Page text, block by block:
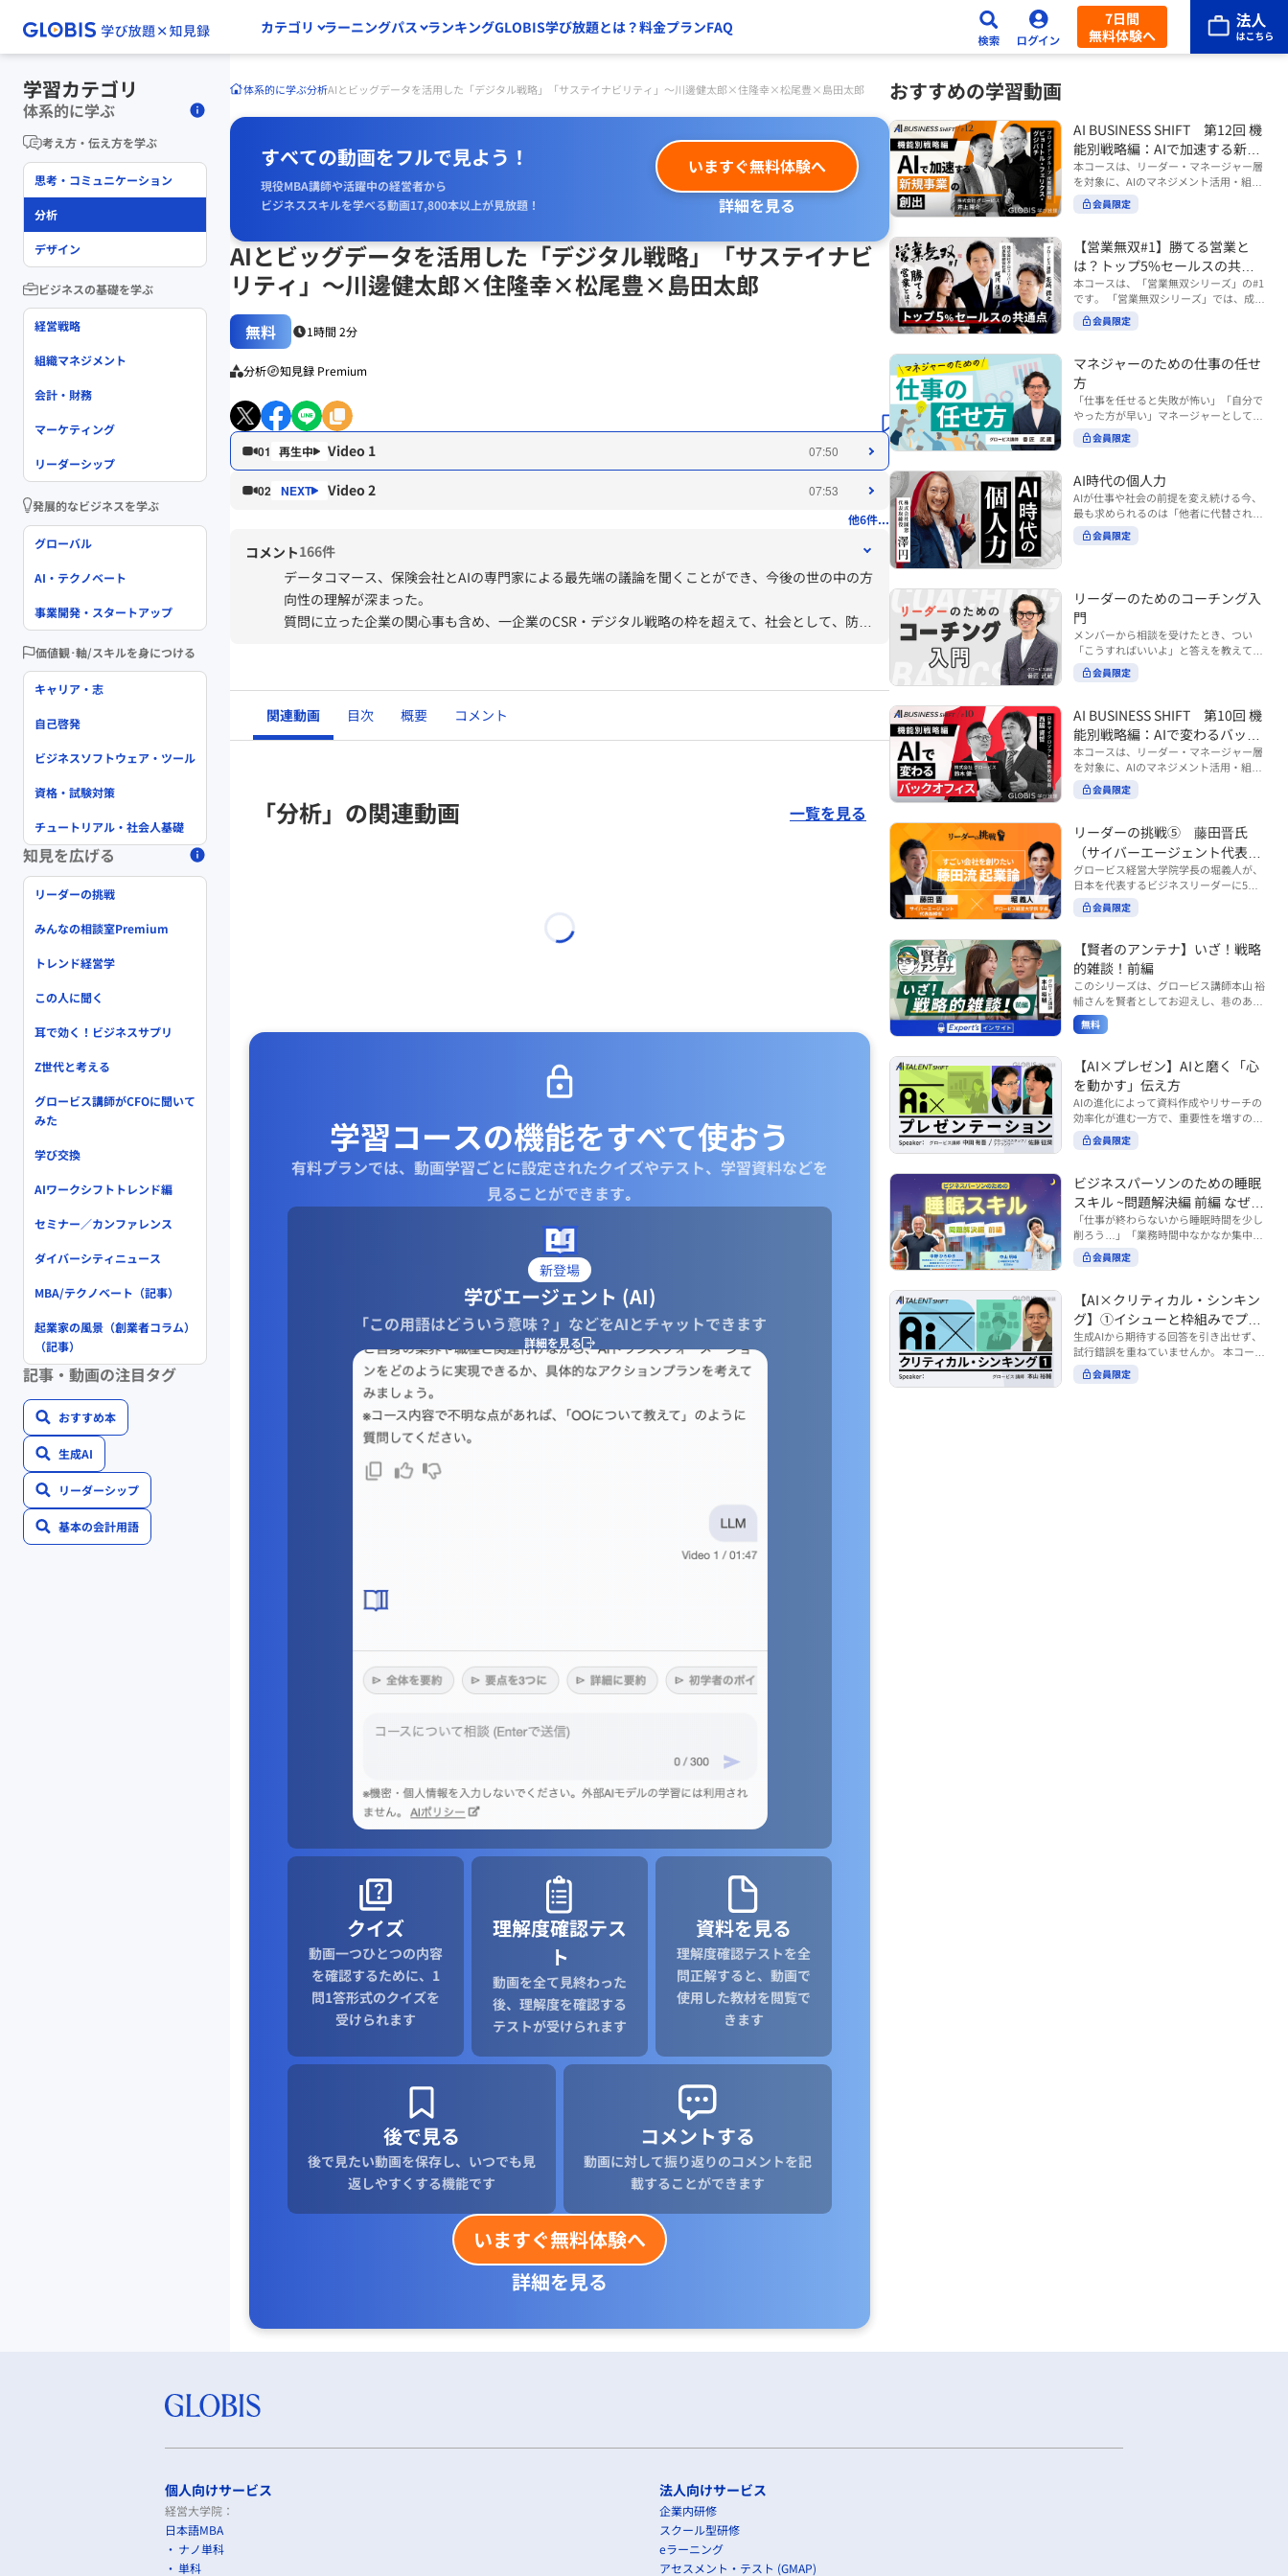
カテゴリ ラーニングパス ランキングGLOBIS学び放題とは？料金プランFAQ
7日間
無料体験へ
体系的に学ぶ分析AIとビッグデータを活用した「デジタル戦略」「サステイナビリティ」〜川邊健太郎×住隆幸×松尾豊×島田太郎
すべての動画をフルで見よう！
現役MBA講師や活躍中の経営者から
ビジネススキルを学べる動画17,800本以上が見放題！
いますぐ無料体験へ
詳細を見る
AIとビッグデータを活用した「デジタル戦略」「サステイナビ
リティ」〜川邊健太郎×住隆幸×松尾豊×島田太郎
無料 1時間 2分
分析 知見録 Premium
01 Video 1 07:50
02 Video 2
07:53
他6件...
コメント166件
データコマース、保険会社とAIの専門家による最先端の議論を聞くことができ、今後の世の中の方
向性の理解が深まった。
質問に立った企業の関心事も含め、一企業のCSR・デジタル戦略の枠を超えて、社会として、防
精度よく提供できるようになること。その方向で各社が協業していることを知った。
一方で、人間の理解できることには限界があるが、自然界には、人間が理解できないが一つのロジ
と。人間は人間にしかできないこと、判断、意思決定（川邊）、感情がある対人業務（住）にシフ
トするとのことだが、最後はそれもAIにコントロールされるようになる？のかとおもわれた。
チュアリとAIをつかったデータアナリストの仕事も似ていること、今後Phthonを勉強していると
・人の理解できるパラメータは少数で、その単位で学問体系ができているが、自然界では人間には
理解できないが、１つの生態系のロジックがあり、AIを使うとそれをみつけられるようになること
関連動画 目次 概要 コメント
「分析」の関連動画 一覧を見る
学習コースの機能をすべて使おう
有料プランでは、動画学習ごとに設定されたクイズやテスト、学習資料などを
見ることができます｡
新登場
学びエージェント (AI)
「この用語はどういう意味？」などをAIとチャットできます
詳細を見る
クイズ
動画一つひとつの内容
を確認するために、1
問1答形式のクイズを
受けられます
理解度確認テス
ト
動画を全て見終わった
後、理解度を確認する
テストが受けられます
資料を見る
理解度確認テストを全
問正解すると、動画で
使用した教材を閲覧で
きます
後で見る
後で見たい動画を保存し、いつでも見
返しやすくする機能です
コメントする
動画に対して振り返りのコメントを記
載することができます
いますぐ無料体験へ
詳細を見る
おすすめの学習動画
AI BUSINESS SHIFT 第12回 機
能別戦略編：AIで加速する新規
事業の創出
本コースは、リーダー・マネージャー層
を対象に、AIのマネジメント活用・組織
活用を体系的に学ぶ 『AI BUSINESS SHI
FTシリーズ（全12回）』の第12回で
る新規事業の創出」では、新規事業やス
タートアップを取り巻く環境がどのよう
に変化しているのかを俯瞰し、新たな価
値創造と非連続な成長を生み出すため
に、AI時代における事業機会の捉え方
や、成功確率を高めるための考え方につ
携わるリーダー・マネージャーの方 ・AI
を活用して事業創出のスピードや成功確
率を高めたい方 ・AI時代における新規事
業リーダーの役割やマインドセットを学
びたい方 ■AIシフトシリーズとは？ 『AI
BUSINESS SHIFTシリーズ』は以下の3
す。（順次公開） https://unlimited.glo
bis.co.jp/ja/tags/AI%E3%83%93%E3%8
2%B8%E3%83%8D%E3%82%B9%E3%
82%B7%E3%83%95%E3%83%88 ・基
礎編（第1回〜3回）：リーダーやマネー
のリーダーシップや組織変革を中心に学
ぶコース ・機能別戦略編（第8回〜12
回）：AI時代における機能別での戦略の
あり方を中心に学ぶコース より実践的な
AIツールの活用法について学びたい方は
『AI WORK SHIFTシリーズ』をご視聴く
3%BC%E3%82%AF%E3%82%B7%E3%
83%95%E3%83%88 ※本コースは、AIの
マネジメント活用を学ぶ「AIビジネスシ
フト」シリーズの一環として提供してい
ます。 ※本動画は、制作時点の情報に基
づき作成したものです（2026年03月制
会員限定
【営業無双#1】勝てる営業と
は？トップ5%セールスの共通
点
本コースは、「営業無双シリーズ」の#1
です。 「営業無双シリーズ」では、成約
率アップに向けて、お客様に選ばれ続け
る無双の営業になるための実践的な考え
（#2以降は順次公開） 本コースでは、
「勝てる営業とは？トップ5%セールス
の共通点」をテーマに BtoBでお客様に
選ばれる営業の役割 トップ5％のセール
スに共通する行動や考え方 成果につなが
る実践的なポイント などを解説します。
◾️こんな方におすすめ 提案しても顧客に
が多い方 顧客の本当の課題や決裁者の判
断基準をつかみきれず、案件が前に進ま
ない方 再現性のある営業テクニックを身
につけたい方 ※本動画は、制作時点の情
報に基づき作成したものです（2026年7
会員限定
マネジャーのための仕事の任せ
方
「仕事を任せると失敗が怖い」「自分で
やった方が早い」マネージャーとしてメ
ンバーやチームの力を引き出しながら成
果を上げるには、どのように仕事を任せ
い時代において、マネージャーとして成
果を上げ続けるためには、メンバーの個
性や特性を理解し、それに合わせた効果
的な任せ方を身につけることが重要で
す。このコースでは、ソーシャルスタイ
し、自身のリーダーシップを発揮できる
ようになっていきます。 ※本動画は、制
作時点の情報に基づき作成したものです
（2024年12月制作）
会員限定
AI時代の個人力
AIが仕事や社会の前提を変え続ける今、
最も求められるのは「他者に代替されな
い個としての力」“個人力”です。 本コー
スでは、澤円氏の著書『個人力』をもと
ーマは、「Being（ありたい自分）」を
中心に据え、自ら考え（Think）、変化
し（Transform）、協働する（Collabor
ate）ことで、自分らしい価値を発揮し
ていくこと。 リスキリングやAI活用が叫
ばれる今こそ、スキルより先に“自分の
軸”を問うことが重要です。 あなたは何
か？ このコースは、あなたが“ありたい
自分”として生き、キャリアをデザイン
していくための思考と行動のガイドにな
ります。 ※本動画は、制作時点の情報に
基づき作成したものです（2025年11月
制作）
会員限定
リーダーのためのコーチング入
門
メンバーから相談を受けたとき、つい
「こうすればいいよ」と答えを教えてし
まう。 あるいは、「自分で考えてほし
い」と思うあまり、すべて任せきりにし
つつ、自律的に仕事を進めてもらうため
にはどうすればよいのか。 こうした悩み
に直面するリーダー・マネージャーの方
は多いのではないでしょうか。 変化が激
しく、正解のない現代においては、指示
や助言にとどまらず、メンバーの思考を
引き出し、自律的な行動を促す「コーチ
す。 本コースでは、基礎的なコーチング
の考え方を押さえたうえで、実際の職場
で起こりがちな事例をもとに、相手の思
考と行動を引き出す関わり方を学びま
す。 また、代表的なコーチングのフレー
ムワークである「GROWモデル」を取り
の主体性を引き出していくのかを、わか
りやすく解説します。 メンバーとの対話
を、成長を促す機会へと変えていく。そ
の第一歩としておすすめのコースです。
コース内で紹介している「傾聴力」を深
めたい方は、こちらも合わせてご覧くだ
さい。 ・傾聴力 ~リーダーのための聴く
is.co.jp/ja/courses/fe285262/learn/step
s/59808 ・傾聴力 ~リーダーのための聴
く技術~（実践編） https://unlimited.gl
obis.co.jp/ja/courses/01d24a39/learn/s
teps/59813 ※本動画は、制作時点の情
報に基づき作成したものです（2026年6
月制作）
会員限定
AI BUSINESS SHIFT 第10回 機
能別戦略編：AIで変わるバック
オフィス
本コースは、リーダー・マネージャー層
を対象に、AIのマネジメント活用・組織
活用を体系的に学ぶ 『AI BUSINESS SHI
FTシリーズ（全12回）』の第10回で
バックオフィス」では、人事・総務・労
務・経理・情報システムなどのバックオ
フィス領域において、定型業務の自動化
や効率化といった現場レベルのAI活用だ
けでなく、いかにして経営や戦略に貢献
する存在へと進化していくのかについて
考えを深め、学んでいきます。 ■こんな
理・情シスなど、バックオフィス部門を
率いるリーダー・マネージャーの方 ・バ
ックオフィス業務へのAI活用やDX推進を
担っている方 ・AI時代におけるバックオ
フィスの役割や戦略のあり方を考えたい
方 ■AIシフトシリーズとは？ 『AI BUSI
で設計された全12回のシリーズです。
（順次公開） https://unlimited.globis.c
o.jp/ja/tags/AI%E3%83%93%E3%82%B
8%E3%83%8D%E3%82%B9%E3%82%
B7%E3%83%95%E3%83%88 ・基礎編
（第1回〜3回）：リーダーやマネージャ
ーに求められる、AI時代の基礎的なリテ
ジメント編（第4回〜7回）：AI時代のリ
ーダーシップや組織変革を中心に学ぶコ
ース ・機能別戦略編（第8回〜12回）：
AI時代における機能別での戦略のあり方
を中心に学ぶコース より実践的なAIツー
ルの活用法について学びたい方は『AI W
earch?tag=AI%E3%83%AF%E3%83%B
C%E3%82%AF%E3%82%B7%E3%83%
95%E3%83%88 ※本コースは、AIのマネ
ジメント活用を学ぶ「AIビジネスシフ
ト」シリーズの一環として提供していま
す。 ※本動画は、制作時点の情報に基づ
会員限定
リーダーの挑戦⑤ 藤田晋氏
（サイバーエージェント代表取
締役）
グロービス経営大学院学長の堀義人が、
日本を代表するビジネスリーダーに5つ
の質問（能力開発／挑戦／試練／仲間／
志）を投げかけ、その人生哲学を解き明
ーエージェント代表取締役の藤田晋氏。
起業の理由、経営をどうやって学んだ
か、アメーバブログ・ABEMAの立ち上
げ、経営チームづくりについてなど聞い
ていきます。（肩書きは2020年12月11
日撮影当時のもの） 藤田 晋 サイバー
ス・キャピタル・パートナーズ 代表パ
ートナー
会員限定
【賢者のアンテナ】いざ！戦略
的雑談！前編
このシリーズは、グロービス講師本山 裕
輔さんを賢者としてお迎えし、巷のあり
とあらゆるものを独自の視点で紐解き、
皆様の学びの意欲を刺激するコンテンツ
期配信されます。 取り上げて欲しいご質
問やテーマ、感想を随時受け付けていま
す。 グーグルフォーム（https://forms.g
le/qqoBYuRUmUYz4scC6） または グ
ロ放題編集部員のX（https://x.com/mai
rakobayashi） まで、ぜひご要望をお
6月制作）
無料
【AI×プレゼン】AIと磨く「心
を動かす」伝え方
AIの進化によって資料作成やリサーチの
効率化が進む一方で、重要性を増すのが
「伝える力」です。本コースでは、AI時
代のプレゼンに求められるデリバリース
を客観的に評価し、改善できるAI活用法
も紹介。大事な場面で「心を動かす」プ
レゼンをしたい方におすすめです。関連
コース「プレゼンテーションスキル」も
併せてご覧ください。 ▼プレゼン動画分
析プロンプト（辛口） https://hodai.glo
bis.co.jp/learning_documents/6f976cd
ル https://unlimited.globis.co.jp/ja/co
urses/598f3254/ ※本コースは、AI時代
のビジネススキルを学ぶ「AIタレントシ
フト」シリーズの一環として提供してい
ます。 https://unlimited.globis.co.jp/j
a/tags/AI%E3%82%BF%E3%83%AC%E
会員限定
ビジネスパーソンのための睡眠
スキル ~問題解決編 前編 なぜ眠
れないのか？~
「仕事が終わらないから睡眠時間を少し
削ろう…」「業務時間中なかなか集中で
きない…」「毎日朝起きるのがつら
い…」。 あなたはこのような経験をした
トの時間をやりくりするために、真っ先
に削りがちなのが「睡眠」時間。 実は
今、日本社会は世界と比較して「最も眠
らない国」だということもわかってきて
います。 慢性的な睡眠不足は、心身の健
康に悪影響なだけでなく、仕事のパフォ
ーマンスにも当然大きな影響を与え、社
会員限定
【AI×クリティカル・シンキン
グ】①イシューと枠組みでプロ
ンプトを磨く
生成AIから期待する回答を引き出せず、
試行錯誤を重ねていませんか。 本コース
では、生成AI活用の質を高める鍵とし
て、クリティカル・シンキングの視点か
会員限定
学習カテゴリ
体系的に学ぶ
考え方・伝え方を学ぶ
思考・コミュニケーション
分析
デザイン
ビジネスの基礎を学ぶ
経営戦略
組織マネジメント
会計・財務
マーケティング
リーダーシップ
発展的なビジネスを学ぶ
グローバル
AI・テクノベート
事業開発・スタートアップ
価値観･軸/スキルを身につける
キャリア・志
自己啓発
ビジネスソフトウェア・ツール
資格・試験対策
チュートリアル・社会人基礎
知見を広げる
リーダーの挑戦
みんなの相談室Premium
トレンド経営学
この人に聞く
耳で効く！ビジネスサプリ
Z世代と考える
グロービス講師がCFOに聞いて
みた
学び交換
AIワークシフトトレンド編
セミナー／カンファレンス
ダイバーシティニュース
MBA/テクノベート（記事）
起業家の風景（創業者コラム）
（記事）
記事・動画の注目タグ
おすすめ本
生成AI
リーダーシップ
基本の会計用語
個人向けサービス
経営大学院：
日本語MBA
ナノ単科
単科
法人向けサービス
企業内研修
スクール型研修
eラーニング
アセスメント・テスト (GMAP)